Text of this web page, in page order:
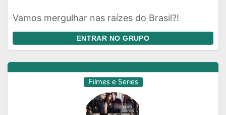
Vamos mergulhar nas raízes do Brasil?!
ENTRAR NO GRUPO
Filmes e Series